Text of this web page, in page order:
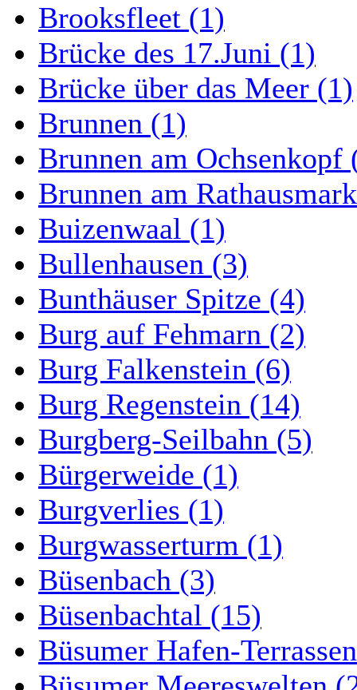
Brooksfleet (1)
Brücke des 17.Juni (1)
Brücke über das Meer (1)
Brunnen (1)
Brunnen am Ochsenkopf
Brunnen am
Buizenwaal (1)
Bullenhausen (3)
Bunthäuser Spitze (4)
Burg auf Fehmarn (2)
Burg Falkenstein (6)
Burg Regenstein (14)
Burgberg-Seilbahn (5)
Bürgerweide (1)
Burgverlies (1)
Burgwasserturm (1)
Büsenbach (3)
Büsenbachtal (15)
Büsumer Hafen-